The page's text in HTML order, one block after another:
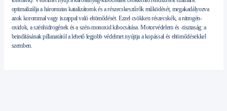
optimalizálja a háromutas katalizátorok és a részecskeszűrők működését, megakadályozva
azok korommal vagy iszappal való eltömődését. Ezzel csökken részecskék, a nitrogén-
oxidok, a szénhidrogének és a szén-monoxid kibocsátása. Motorvédelem és -tisztaság: a
beindításának pillanatától a lehető legjobb védelmet nyújtja a kopással és eltömődésekkel
szemben.